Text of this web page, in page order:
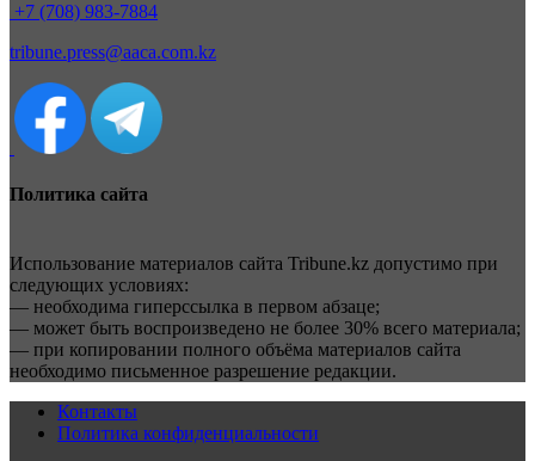
+7 (708) 983-7884
tribune.press@aaca.com.kz
Политика сайта
Использование материалов сайта Tribune.kz допустимо при
следующих условиях:
— необходима гиперссылка в первом абзаце;
— может быть воспроизведено не более 30% всего материала;
— при копировании полного объёма материалов сайта
необходимо письменное разрешение редакции.
Контакты
Политика конфиденциальности